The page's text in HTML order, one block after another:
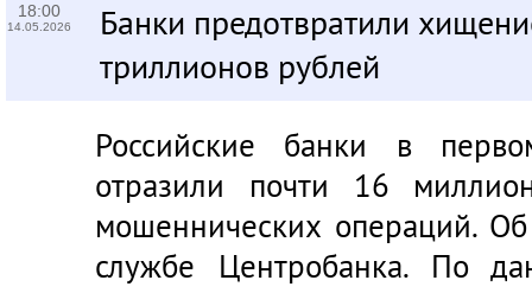
18:00
14.05.2026
Банки предотвратили
триллионов рублей
Российские банки в
отразили почти 16
мошеннических операций.
службе Центробанка. По